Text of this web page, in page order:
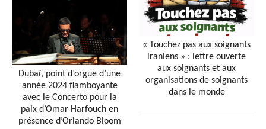
Dubaï, point d’orgue d’une
année 2024 flamboyante
avec le Concerto pour la
paix d’Omar Harfouch en
présence d’Orlando Bloom
« Touchez pas aux soignants
iraniens » : lettre ouverte
aux soignants et aux
organisations de soignants
dans le monde